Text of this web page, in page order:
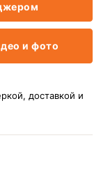
и фото
доставкой и